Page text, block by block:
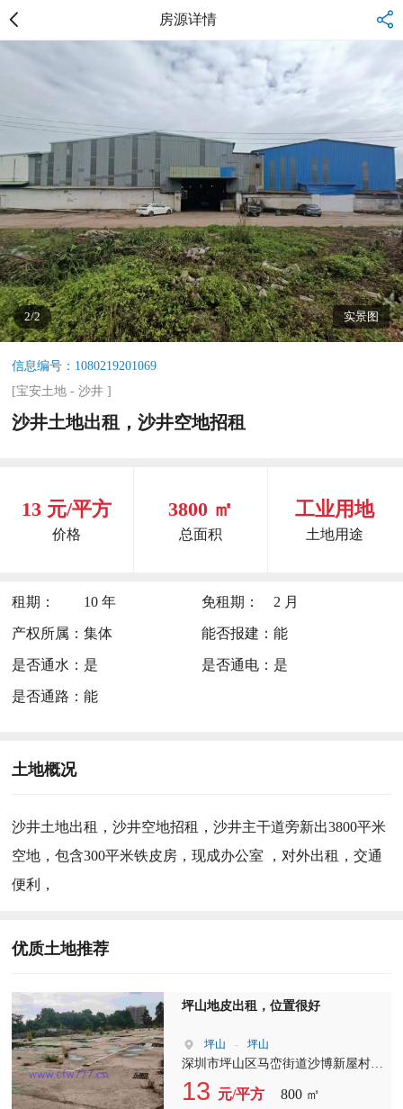
房源详情
2/2 实景图
信息编号：1080219201069
[宝安土地 -沙井 ]
沙井土地出租，沙井空地招租
13 元/平方
价格
3800 ㎡
总面积
工业用地
土地用途
租期： 10 年 免租期： 2 月
产权所属：集体 能否报建： 能
是否通水： 是 是否通电： 是
是否通路：能
土地概况
沙井土地出租，沙井空地招租，沙井主干道旁新出3800平米
空地，包含300平米铁皮房，现成办公室 ，对外出租，交通
便利，
优质土地推荐
坪山地皮出租，位置很好
坪山 - 坪山
深圳市坪山区马峦街道沙博新屋村4
号空地800平13元，空地已硬化，独
门独院工业用地，合同期3+3年
13 元/平方 800 ㎡